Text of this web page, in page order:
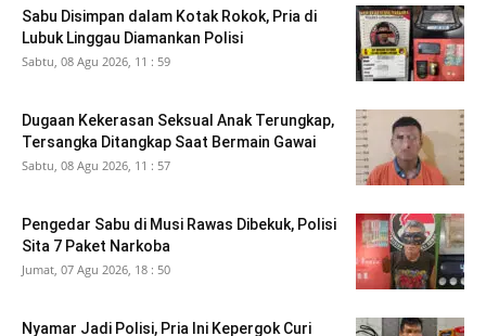
Sabu Disimpan dalam Kotak Rokok, Pria di
Lubuk Linggau Diamankan Polisi
Sabtu, 08 Agu 2026, 11 : 59
Dugaan Kekerasan Seksual Anak Terungkap,
Tersangka Ditangkap Saat Bermain Gawai
Sabtu, 08 Agu 2026, 11 : 57
Pengedar Sabu di Musi Rawas Dibekuk, Polisi
Sita 7 Paket Narkoba
Jumat, 07 Agu 2026, 18 : 50
Nyamar Jadi Polisi, Pria Ini Kepergok Curi